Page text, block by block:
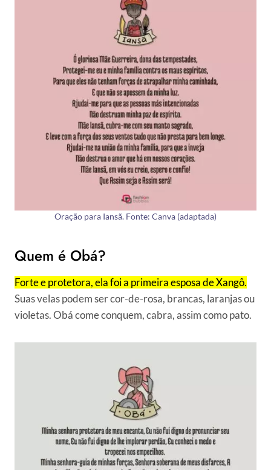
Oração para Iansã. Fonte: Canva (adaptada)
Quem é Obá?
Forte e protetora, ela foi a primeira esposa de Xangô.
Suas velas podem ser cor-de-rosa, brancas, laranjas ou
violetas. Obá come conquem, cabra, assim como pato.